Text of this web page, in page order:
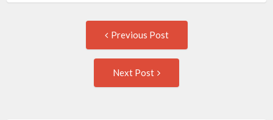
navigation
Previous Post
Next Post